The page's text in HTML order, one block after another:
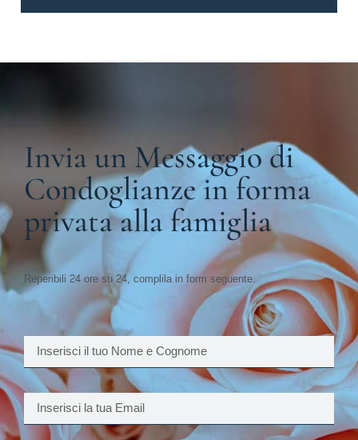
Invia un Messaggio di
Condoglianze in forma
privata alla famiglia
Reperibili 24 ore su 24, complila in form seguente.